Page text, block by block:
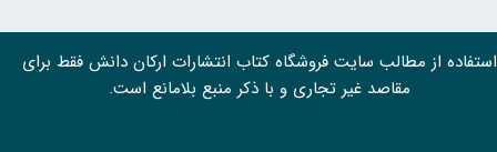
استفاده از مطالب سايت فروشگاه کتاب انتشارات ارکان دانش فقط برای
مقاصد غیر تجاری و با ذکر منبع بلامانع است.